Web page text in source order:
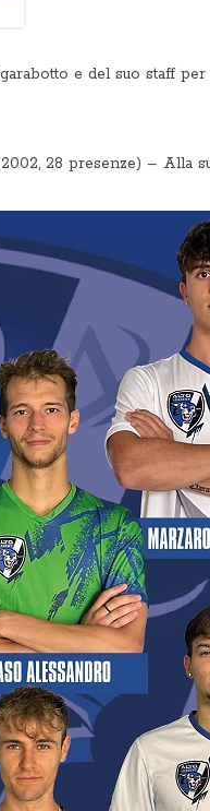
e del suo staff
28 presenze) – Alla